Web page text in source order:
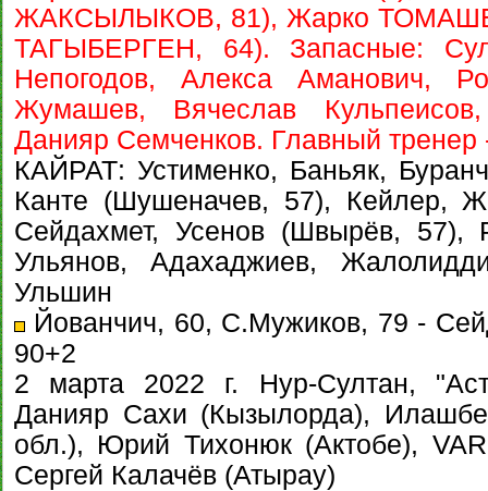
ЖАКСЫЛЫКОВ, 81), Жарко
ТАГЫБЕРГЕН, 64). Запасные:
Непогодов, Алекса Аманович,
Жумашев, Вячеслав
Данияр Семченков. Главный
КАЙРАТ: Устименко, Баньяк,
Канте (Шушеначев, 57), Кейлер,
Сейдахмет, Усенов (Швырёв, 57),
Ульянов, Адахаджиев,
Ульшин
Йованчич, 60, С.Мужиков, 79 -
90+2
2 марта 2022 г. Нур-Султан,
Данияр Сахи (Кызылорда),
обл.), Юрий Тихонюк (Актобе),
Сергей Калачёв (Атырау)